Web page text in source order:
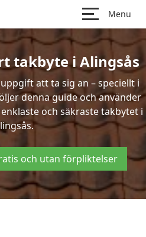
Menu
takbyte i Alingsås
att ta sig an – speciellt i
denna guide och använder
och säkraste takbytet i
och utan förpliktelser